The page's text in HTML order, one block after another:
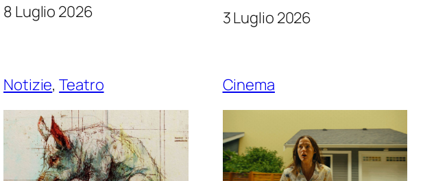
8 Luglio 2026 3 Luglio 2026
Notizie, Teatro Cinema